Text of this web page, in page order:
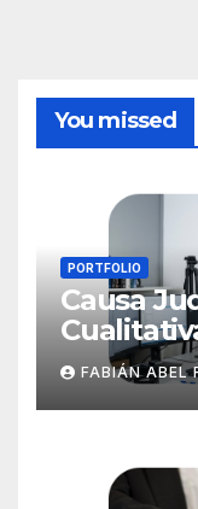
You missed
PORTFOLIO
Causa
FABIÁN ABEL